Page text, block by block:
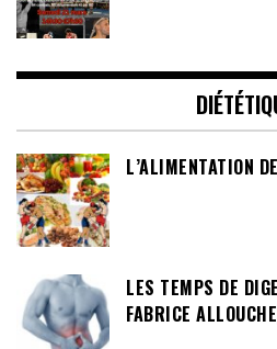
L’ALIMENTATION
LES TEMPS DE
FABRICE